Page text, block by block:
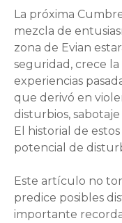
La próxima
mezcla de
zona de Evian
seguridad, crece
experiencias
que derivó en
disturbios,
El historial de
potencial de
Este artículo no
predice posibles
importante